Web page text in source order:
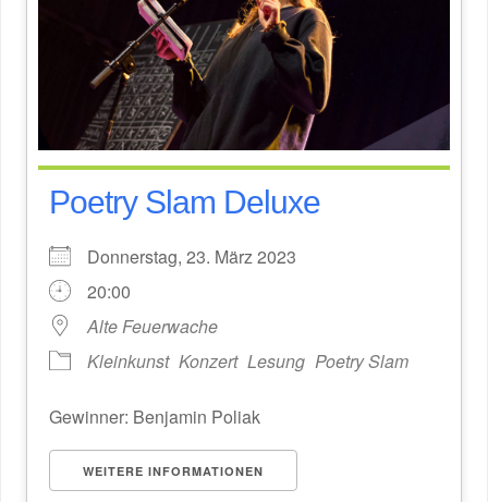
Poetry Slam Deluxe
Donnerstag, 23. März 2023
20:00
Alte Feuerwache
Kleinkunst Konzert Lesung Poetry Slam
Gewinner: Benjamin Poliak
WEITERE INFORMATIONEN